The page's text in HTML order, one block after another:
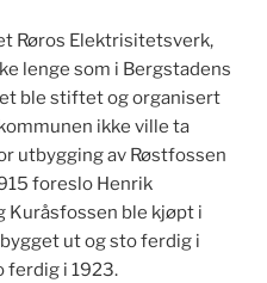
Røros Elektrisitetsverk,
lenge som i Bergstadens
ble stiftet og organisert
ikke ville ta
utbygging av Røstfossen
foreslo Henrik
Kuråsfossen ble kjøpt i
ut og sto ferdig i
ferdig i 1923.